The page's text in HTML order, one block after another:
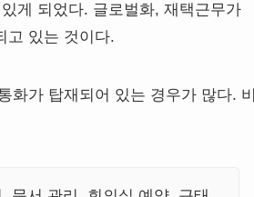
게 되었다. 글로벌화, 재택근무가
고 있는 것이다.
화가 탑재되어 있는 경우가 많다.